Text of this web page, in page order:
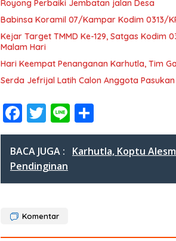
Royong Perbaiki Jembatan jalan Desa
Babinsa Koramil 07/Kampar Kodim 0313/
Kejar Target TMMD Ke-129, Satgas Kodim
Malam Hari
Hari Keempat Penanganan Karhutla, Tim
Serda Jefrijal Latih Calon Anggota
F
ac
e
b
o
o
k
T
w
itt
er
Li
n
e
h
ar
BACA JUGA :
Karhutla, Koptu
Pendinginan
Komentar